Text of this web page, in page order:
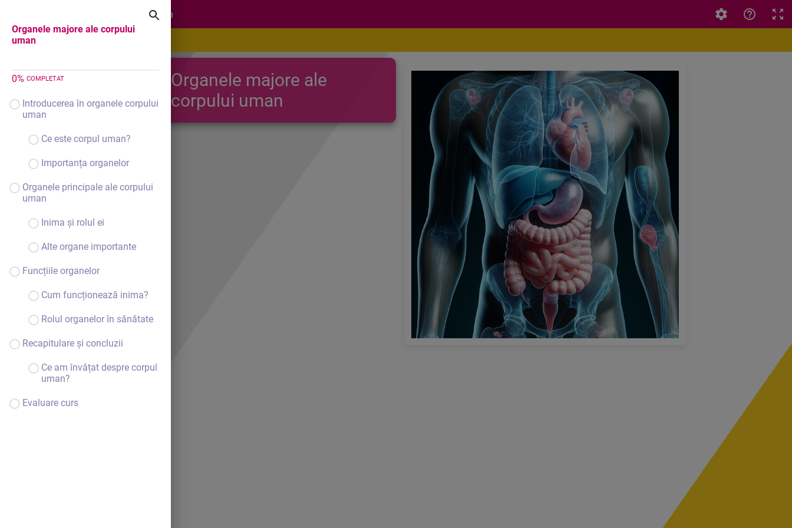
Organele majore ale corpului
uman
0% COMPLETAT
Introducerea în organele corpului
uman
Ce este corpul uman?
Importanța organelor
Organele principale ale corpului
uman
Inima și rolul ei
Alte organe importante
Funcțiile organelor
Cum funcționează inima?
Rolul organelor în sănătate
Recapitulare și concluzii
Ce am învățat despre corpul
uman?
Evaluare curs
Organele majore ale corpului uman
Organele majore ale
corpului uman